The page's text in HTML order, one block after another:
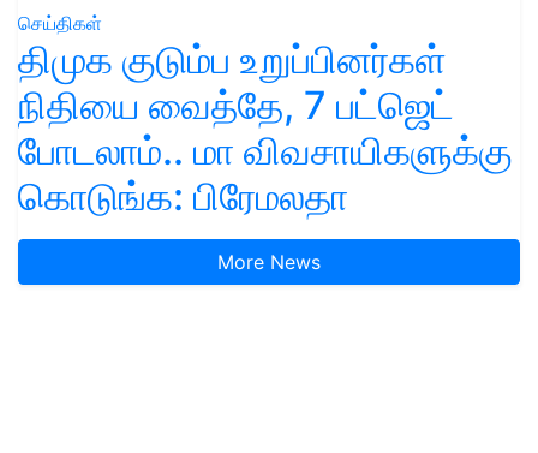
செய்திகள்
திமுக குடும்ப உறுப்பினர்கள்
நிதியை வைத்தே, 7 பட்ஜெட்
போடலாம்.. மா விவசாயிகளுக்கு
கொடுங்க: பிரேமலதா
More News